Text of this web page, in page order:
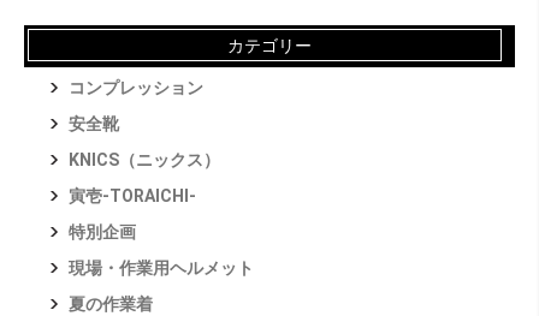
カテゴリー
コンプレッション
安全靴
KNICS（ニックス）
寅壱-TORAICHI-
特別企画
現場・作業用ヘルメット
夏の作業着